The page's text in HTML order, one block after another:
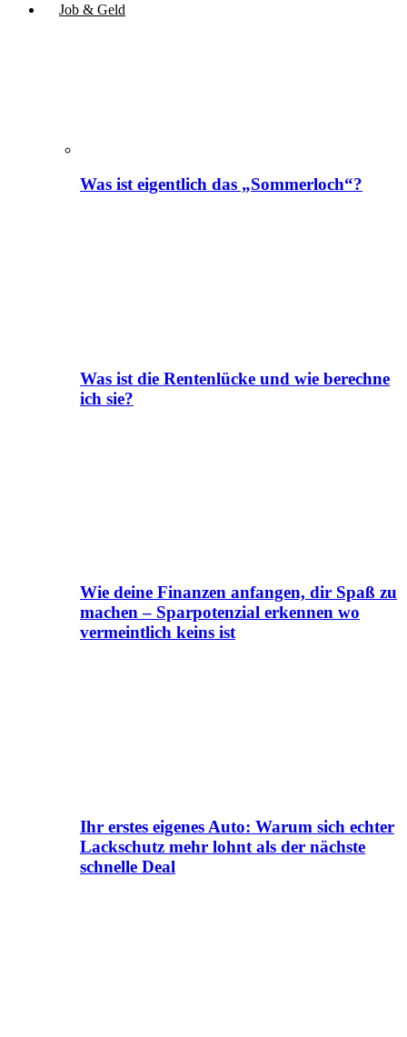
Job & Geld
Was ist eigentlich das „Sommerloch“?
Was ist die Rentenlücke und wie berechne
ich sie?
Wie deine Finanzen anfangen, dir Spaß zu
machen – Sparpotenzial erkennen wo
vermeintlich keins ist
Ihr erstes eigenes Auto: Warum sich echter
Lackschutz mehr lohnt als der nächste
schnelle Deal